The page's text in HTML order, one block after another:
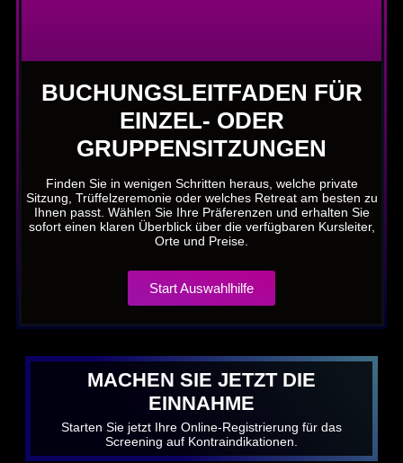
BUCHUNGSLEITFADEN FÜR
EINZEL- ODER
GRUPPENSITZUNGEN
Finden Sie in wenigen Schritten heraus, welche private
Sitzung, Trüffelzeremonie oder welches Retreat am besten zu
Ihnen passt. Wählen Sie Ihre Präferenzen und erhalten Sie
sofort einen klaren Überblick über die verfügbaren Kursleiter,
Orte und Preise.
Start Auswahlhilfe
MACHEN SIE JETZT DIE
EINNAHME
Starten Sie jetzt Ihre Online-Registrierung für das
Screening auf Kontraindikationen.